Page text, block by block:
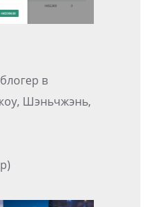
в
Шэньчжэнь,